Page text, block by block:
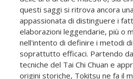
questi saggi si ritrova ancora
appassionata di distinguere i
elaborazioni leggendarie, più o
nell'intento di definire i metodi
soprattutto efficaci. Partendo
tecniche del Tai Chi Chuan e
origini storiche, Tokitsu ne fa il